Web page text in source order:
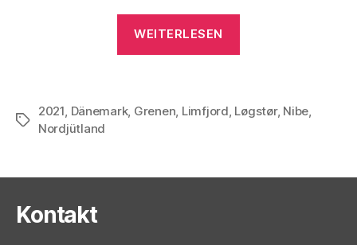
WEITERLESEN
Schlagwörter
2021 Dänemark, Grenen Limfjord Løgstør, Nibe
Nordjütland
Kontakt